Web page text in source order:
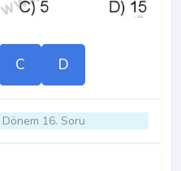
C D
Dönem 16. Soru